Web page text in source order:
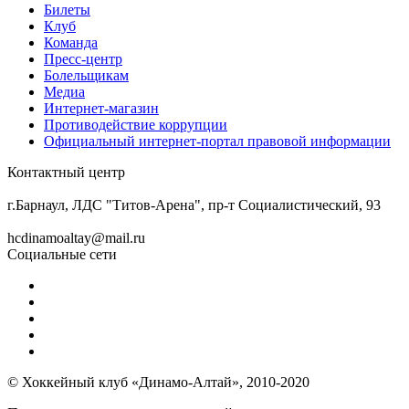
Билеты
Клуб
Команда
Пресс-центр
Болельщикам
Медиа
Интернет-магазин
Противодействие коррупции
Официальный интернет-портал правовой информации
Контактный центр
г.Барнаул, ЛДС "Титов-Арена", пр-т Социалистический, 93
hcdinamoaltay@mail.ru
Социальные сети
© Хоккейный клуб «Динамо-Алтай», 2010-2020